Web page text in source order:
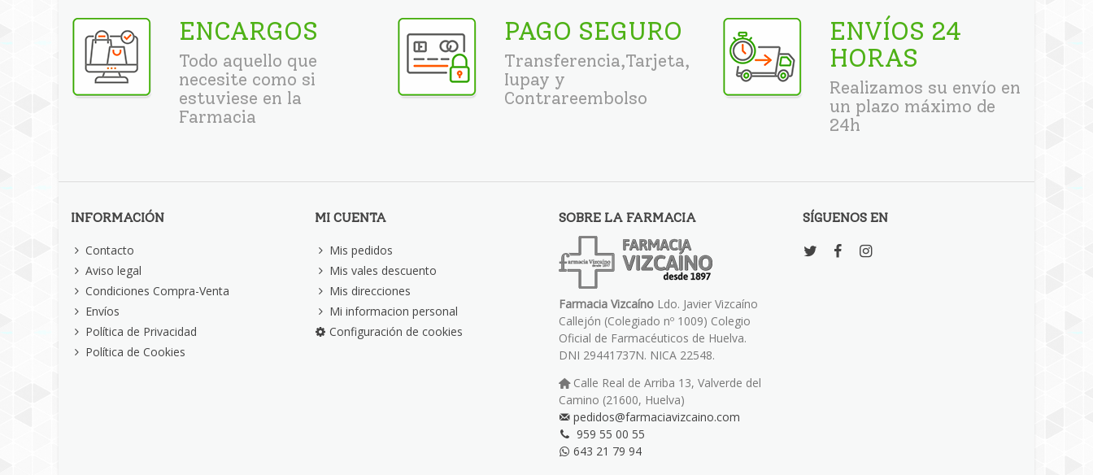
ENCARGOS
Todo aquello que
necesite como si
estuviese en la
Farmacia
PAGO SEGURO
Transferencia,Tarjeta,
Iupay y
Contrareembolso
ENVÍOS 24
HORAS
Realizamos su envío en
un plazo máximo de
24h
INFORMACIÓN
Contacto
Aviso legal
Condiciones Compra-Venta
Envíos
Política de Privacidad
Política de Cookies
MI CUENTA
Mis pedidos
Mis vales descuento
Mis direcciones
Mi informacion personal
Configuración de cookies
SOBRE LA FARMACIA
Farmacia Vizcaíno Ldo. Javier Vizcaíno
Callejón (Colegiado nº 1009) Colegio
Oficial de Farmacéuticos de Huelva.
DNI 29441737N. NICA 22548.
Calle Real de Arriba 13, Valverde del
Camino (21600, Huelva)
pedidos@farmaciavizcaino.com
959 55 00 55
643 21 79 94
SÍGUENOS EN